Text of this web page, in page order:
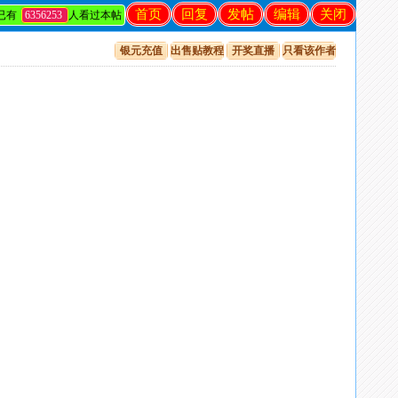
关闭
编辑
发帖
回复
首页
有 6356253 人看过本帖
银元充值 出售贴教程 开奖直播 只看该作者